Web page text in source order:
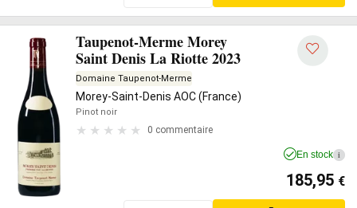
Taupenot-Merme Morey
Saint Denis La Riotte 2023
Domaine Taupenot-Merme
Morey-Saint-Denis AOC (France)
Pinot noir
0 commentaire
En stock i
185,95 €